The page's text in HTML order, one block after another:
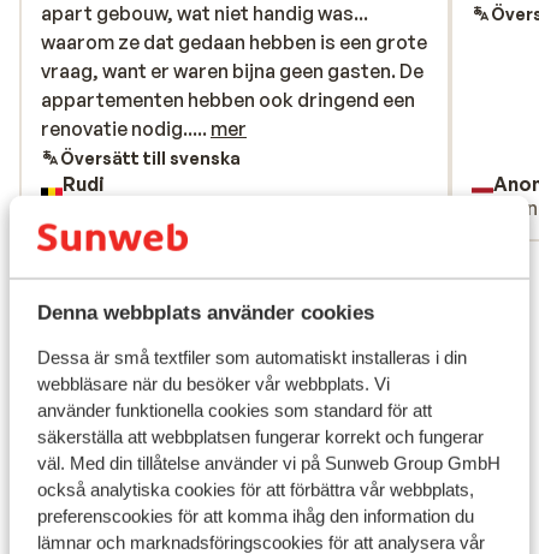
Denna webbplats använder cookies
Dessa är små textfiler som automatiskt installeras i din
webbläsare när du besöker vår webbplats. Vi
använder funktionella cookies som standard för att
säkerställa att webbplatsen fungerar korrekt och fungerar
väl. Med din tillåtelse använder vi på Sunweb Group GmbH
också analytiska cookies för att förbättra vår webbplats,
preferenscookies för att komma ihåg den information du
lämnar och marknadsföringscookies för att analysera vår
apart gebouw, wat niet handig was...
waarom ze dat gedaan hebben is een grote
vraag, want er waren bijna geen gasten. De
appartementen hebben ook dringend een
renovatie nodig... het is allemaal wat
oudbollig. Maar we hebben toch een leuke
vakantie gehad, want het was prachtig
apart gebouw, wat niet handig was...
waarom ze dat gedaan hebben is een grote
vraag, want er waren bijna geen gasten. De
appartementen hebben ook dringend een
renovatie nodig..... mer
Översätt till svenska
Rudi
Läge
Visa på karta